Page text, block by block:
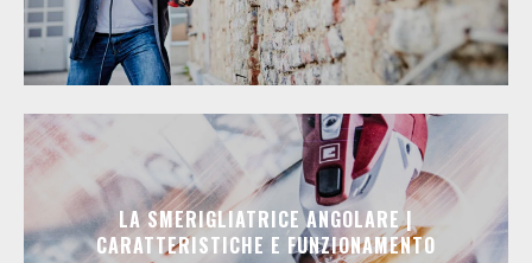
LA SMERIGLIATRICE ANGOLARE |
CARATTERISTICHE E FUNZIONAMENTO